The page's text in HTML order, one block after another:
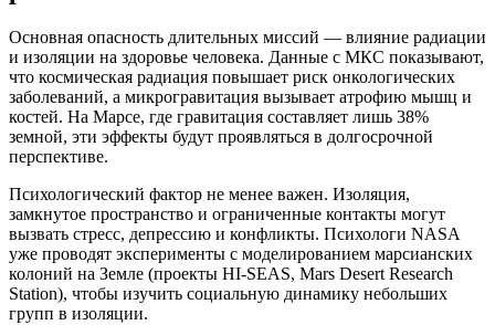
Основная опасность длительных миссий — влияние радиации
и изоляции на здоровье человека. Данные с МКС показывают,
что космическая радиация повышает риск онкологических
заболеваний, а микрогравитация вызывает атрофию мышц и
костей. На Марсе, где гравитация составляет лишь 38%
земной, эти эффекты будут проявляться в долгосрочной
перспективе.
Психологический фактор не менее важен. Изоляция,
замкнутое пространство и ограниченные контакты могут
вызвать стресс, депрессию и конфликты. Психологи NASA
уже проводят эксперименты с моделированием марсианских
колоний на Земле (проекты HI-SEAS, Mars Desert Research
Station), чтобы изучить социальную динамику небольших
групп в изоляции.